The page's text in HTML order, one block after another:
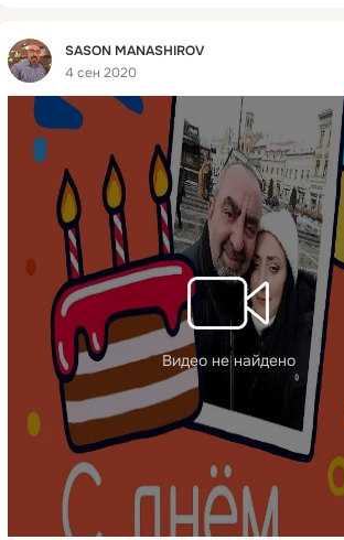
Фид
SASON MANASHIROV
4 сен 2020
Видео не найдено